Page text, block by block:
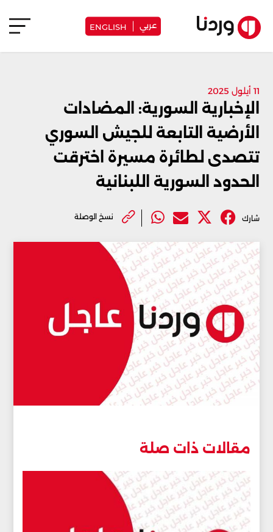
عربي ENGLISH
11 أيلول 2025
الإخبارية السورية: المضادات
الأرضية التابعة للجيش السوري
تتصدى لطائرة مسيرة اخترقت
الحدود السورية اللبنانية
شارك نسخ الوصلة
مقالات ذات صلة